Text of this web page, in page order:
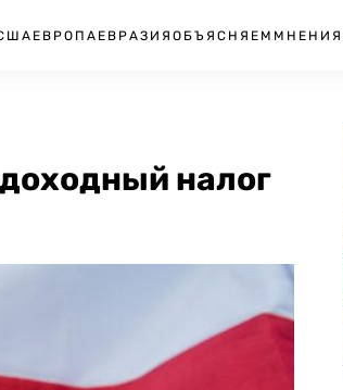
ЕВРОПА ЕВРАЗИЯ ОБЪЯСНЯЕМ МНЕНИЯ
налог